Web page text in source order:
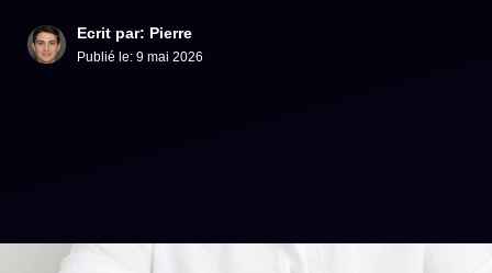
Ecrit par: Pierre
Publié le: 9 mai 2026